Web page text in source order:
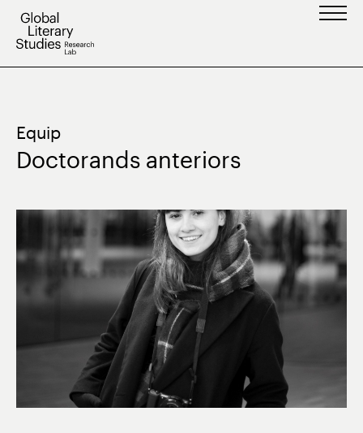
Vés
Equip
Doctorands anteriors